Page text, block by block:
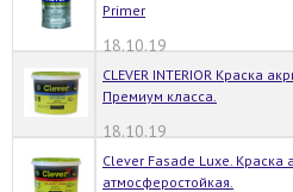
Primer
18.10.19
CLEVER INTERIOR Краска
Премиум класса.
18.10.19
Clever Fasade Luxe. Краска
атмосферостойкая.